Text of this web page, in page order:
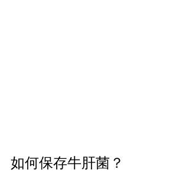
如何保存牛肝菌？